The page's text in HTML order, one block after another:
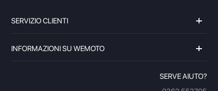
SERVIZIO CLIENTI
INFORMAZIONI SU WEMOTO
SERVE AIUTO?